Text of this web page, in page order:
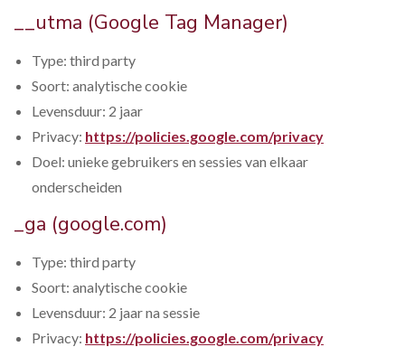
__utma (Google Tag Manager)
Type: third party
Soort: analytische cookie
Levensduur: 2 jaar
Privacy: https://policies.google.com/privacy
Doel: unieke gebruikers en sessies van elkaar
onderscheiden
_ga (google.com)
Type: third party
Soort: analytische cookie
Levensduur: 2 jaar na sessie
Privacy: https://policies.google.com/privacy